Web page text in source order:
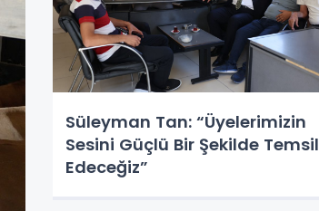
Süleyman Tan: “Üyelerimizin
Sesini Güçlü Bir Şekilde Temsil
Edeceğiz”